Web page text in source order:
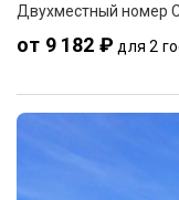
Двухместный номер
от 9 182 ₽ для 2